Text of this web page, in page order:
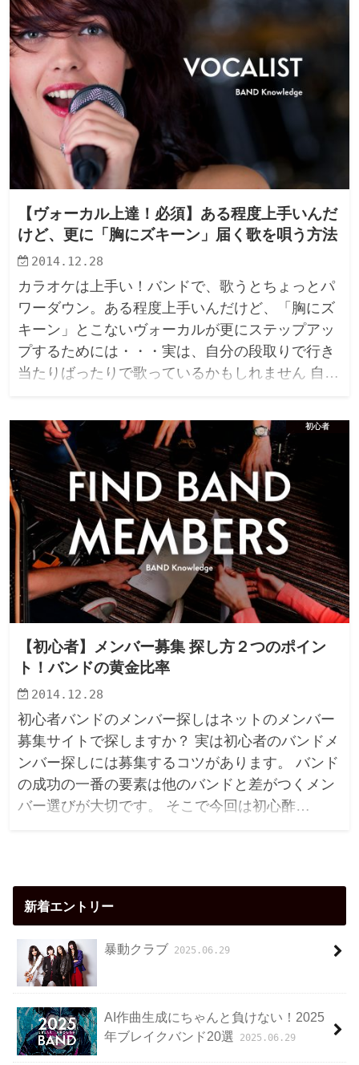
【ヴォーカル上達！必須】ある程度上手いんだ
けど、更に「胸にズキーン」届く歌を唄う方法
2014.12.28
カラオケは上手い！バンドで、歌うとちょっとパ
ワーダウン。ある程度上手いんだけど、「胸にズ
キーン」とこないヴォーカルが更にステップアッ
プするためには・・・実は、自分の段取りで行き
当たりばったりで歌っているかもしれません 自…
初心者
【初心者】メンバー募集 探し方２つのポイン
ト！バンドの黄金比率
2014.12.28
初心者バンドのメンバー探しはネットのメンバー
募集サイトで探しますか？ 実は初心者のバンドメ
ンバー探しには募集するコツがあります。 バンド
の成功の一番の要素は他のバンドと差がつくメン
バー選びが大切です。 そこで今回は初心酢…
新着エントリー
暴動クラブ 2025.06.29
AI作曲生成にちゃんと負けない！2025
年ブレイクバンド20選
2025.06.29